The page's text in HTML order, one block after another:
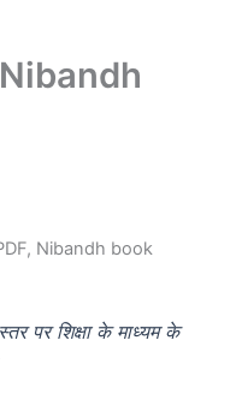
Nibandh book
पर शिक्षा के माध्यम के